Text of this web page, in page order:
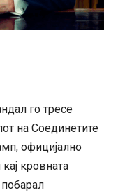
го тресе
на Соединетите
официјално
кровната